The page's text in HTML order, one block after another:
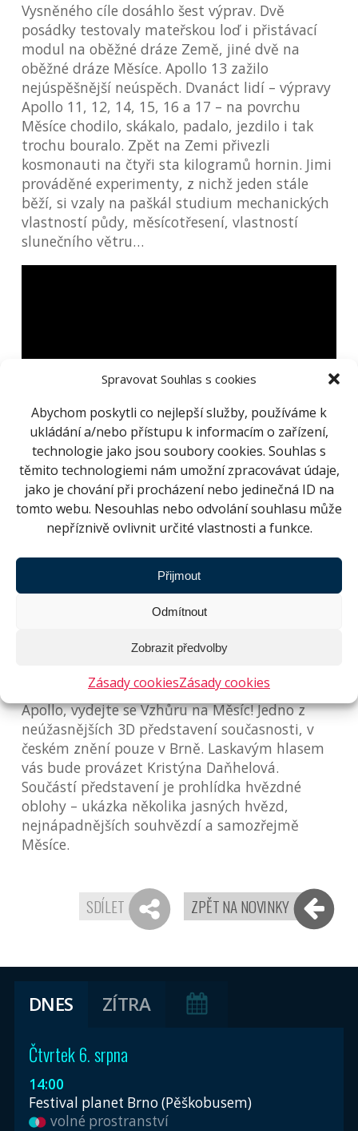
Spravovat Souhlas s cookies
Abychom poskytli co nejlepší služby, používáme k
ukládání a/nebo přístupu k informacím o zařízení,
technologie jako jsou soubory cookies. Souhlas s
těmito technologiemi nám umožní zpracovávat údaje,
jako je chování při procházení nebo jedinečná ID na
tomto webu. Nesouhlas nebo odvolání souhlasu může
nepříznivě ovlivnit určité vlastnosti a funkce.
Přijmout
Odmítnout
Zobrazit předvolby
Zásady cookiesZásady cookies
Vysněného cíle dosáhlo šest výprav. Dvě
posádky testovaly mateřskou loď i přistávací
modul na oběžné dráze Země, jiné dvě na
oběžné dráze Měsíce. Apollo 13 zažilo
nejúspěšnější neúspěch. Dvanáct lidí – výpravy
Apollo 11, 12, 14, 15, 16 a 17 – na povrchu
Měsíce chodilo, skákalo, padalo, jezdilo i tak
trochu bouralo. Zpět na Zemi přivezli
kosmonauti na čtyři sta kilogramů hornin. Jimi
prováděné experimenty, z nichž jeden stále
běží, si vzaly na paškál studium mechanických
vlastností půdy, měsícotřesení, vlastností
slunečního větru…
Podívejte se na trailerVzhůru na Měsíc! 3D
Program Apollo podpořil rozvoj a integraci řady
technologií do našich každodenních životů. V
60. letech 20. století měly nejmenší počítače
velikost místností, kvůli přistání na Měsíci však
vznikl aparát, který jako jeden z prvních využil
v civilním, nevojenském světě integrované
obvody. Mezi novinky spojované s měsíčním
vymrazováním a mnohé další.
Přijďte do digitária, prožijte příběh projektu
Apollo, vydejte se Vzhůru na Měsíc! Jedno z
neúžasnějších 3D představení současnosti, v
českém znění pouze v Brně. Laskavým hlasem
vás bude provázet Kristýna Daňhelová.
Součástí představení je prohlídka hvězdné
oblohy – ukázka několika jasných hvězd,
nejnápadnějších souhvězdí a samozřejmě
Měsíce.
SDÍLET ZPĚT NA NOVINKY
DNES ZÍTRA
Čtvrtek 6. srpna
14:00
Festival planet Brno (Pěškobusem)
volné prostranství